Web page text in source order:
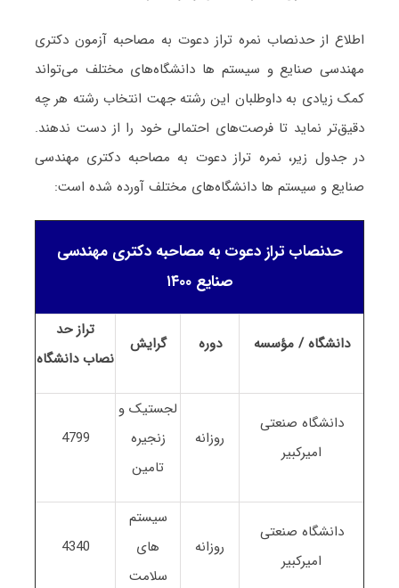
اطلاع از حدنصاب نمره تراز دعوت به مصاحبه آزمون دکتری
مهندسی صنایع و سیستم ها دانشگاه‌های مختلف می‌تواند
کمک زیادی به داوطلبان این رشته جهت انتخاب رشته هر چه
دقیق‌تر نماید تا فرصت‌های احتمالی خود را از دست ندهند.
در جدول زیر، نمره تراز دعوت به مصاحبه دکتری مهندسی
صنایع و سیستم ها دانشگاه‌های مختلف آورده شده است:
حدنصاب تراز دعوت به مصاحبه دکتری مهندسی
صنایع ۱۴۰۰
دانشگاه / مؤسسه دوره گرایش
تراز حد
نصاب دانشگاه
دانشگاه صنعتی
امیرکبیر
روزانه
لجستیک و
زنجیره
تامین
4799
دانشگاه صنعتی
امیرکبیر
روزانه
سیستم
های
سلامت
4340